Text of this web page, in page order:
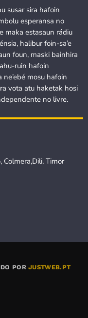
susar sira hafoin
esperansa no
maka estasaun rádiu
halibur foin-sa’e
foun, maski bainhira
ruin hafoin
ne’ebé mosu hafoin
vota atu haketak hosi
no livre.
Timor
PORJUSTWEB.PT